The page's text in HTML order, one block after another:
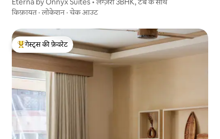
किफ़ायत ·लोकेशन ·चेक आउट
गेस्ट्स का टॉप फ़ेवरेट
गेस्ट्स की फ़ेवरेट